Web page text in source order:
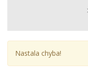
Nastala chyba!